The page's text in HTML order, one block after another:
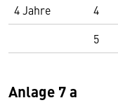
4 Jahre 4
5
Anlage 7 a